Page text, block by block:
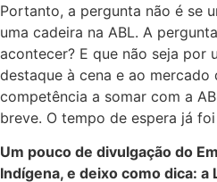
Portanto, a pergunta não é se
uma cadeira na ABL. A
acontecer? E que não seja por
destaque à cena e ao
competência a somar com a
breve. O tempo de espera já
Um pouco de divulgação do
Indígena, e deixo como dica: a